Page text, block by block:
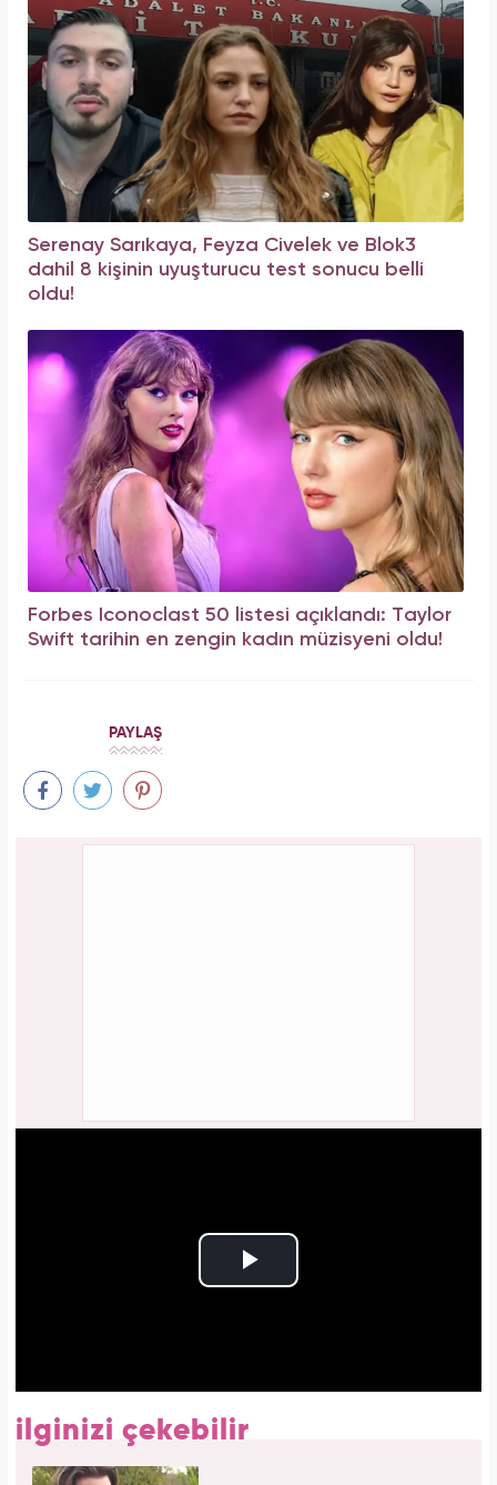
Serenay Sarıkaya, Feyza Civelek ve Blok3
dahil 8 kişinin uyuşturucu test sonucu belli
oldu!
Forbes Iconoclast 50 listesi açıklandı: Taylor
Swift tarihin en zengin kadın müzisyeni oldu!
PAYLAŞ
ilginizi çekebilir